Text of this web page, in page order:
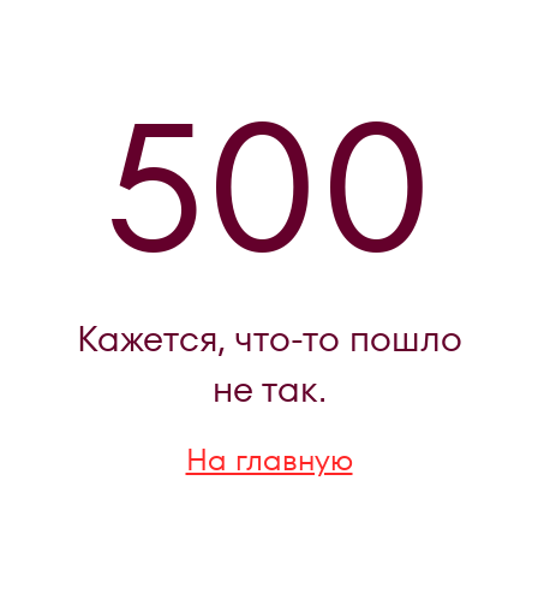
500
Кажется, что-то пошло
не так.
На главную